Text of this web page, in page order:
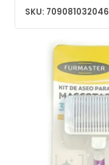
SKU: 709081032046